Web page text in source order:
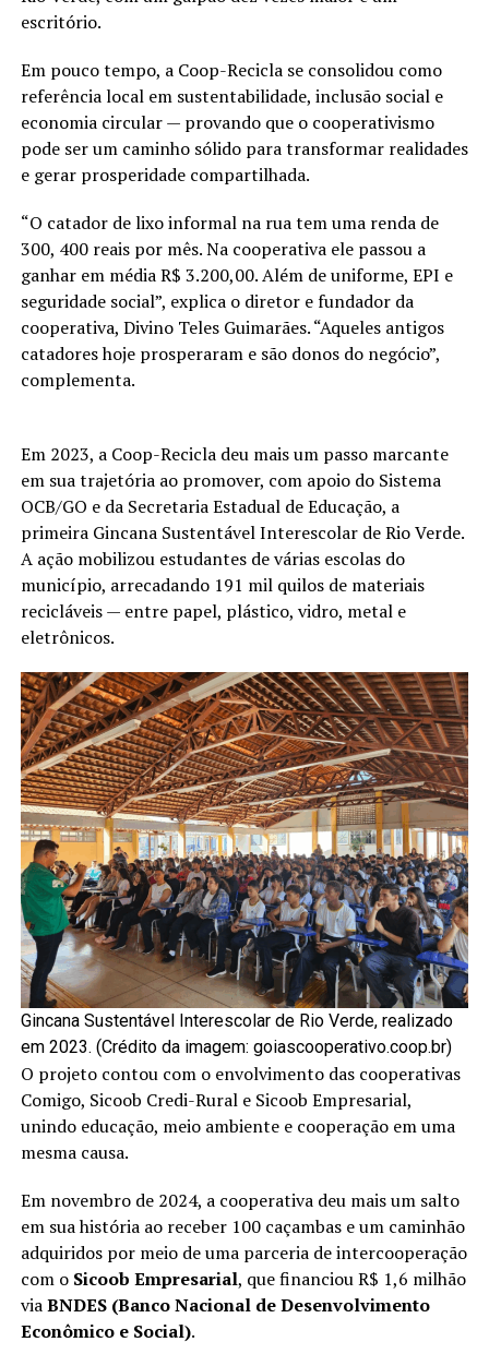
escritório.
Em pouco tempo, a Coop-Recicla se consolidou como
referência local em sustentabilidade, inclusão social e
economia circular — provando que o cooperativismo
pode ser um caminho sólido para transformar realidades
e gerar prosperidade compartilhada.
“O catador de lixo informal na rua tem uma renda de
300, 400 reais por mês. Na cooperativa ele passou a
ganhar em média R$ 3.200,00. Além de uniforme, EPI e
seguridade social”, explica o diretor e fundador da
cooperativa, Divino Teles Guimarães. “Aqueles antigos
catadores hoje prosperaram e são donos do negócio”,
complementa.
Em 2023, a Coop-Recicla deu mais um passo marcante
em sua trajetória ao promover, com apoio do Sistema
OCB/GO e da Secretaria Estadual de Educação, a
primeira Gincana Sustentável Interescolar de Rio Verde.
A ação mobilizou estudantes de várias escolas do
município, arrecadando 191 mil quilos de materiais
recicláveis — entre papel, plástico, vidro, metal e
eletrônicos.
Gincana Sustentável Interescolar de Rio Verde, realizado
em 2023. (Crédito da imagem: goiascooperativo.coop.br)
O projeto contou com o envolvimento das cooperativas
Comigo, Sicoob Credi-Rural e Sicoob Empresarial,
unindo educação, meio ambiente e cooperação em uma
mesma causa.
Em novembro de 2024, a cooperativa deu mais um salto
em sua história ao receber 100 caçambas e um caminhão
adquiridos por meio de uma parceria de intercooperação
com o Sicoob Empresarial, que financiou R$ 1,6 milhão
viaBNDES (Banco Nacional de Desenvolvimento
Econômico e Social).